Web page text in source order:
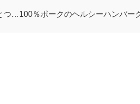
…100％ポークのヘルシーハンバー